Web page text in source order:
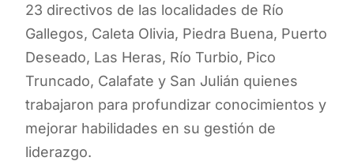
23 directivos de las localidades de Río
Gallegos, Caleta Olivia, Piedra Buena, Puerto
Deseado, Las Heras, Río Turbio, Pico
Truncado, Calafate y San Julián quienes
trabajaron para profundizar conocimientos y
mejorar habilidades en su gestión de
liderazgo.